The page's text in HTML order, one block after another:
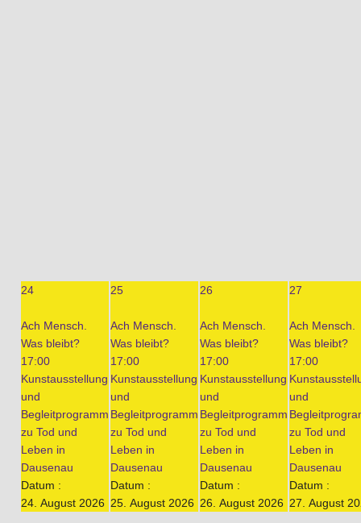
24
Ach Mensch.
Was bleibt?
17:00
Kunstausstellung
und
Begleitprogramm
zu Tod und
Leben in
Dausenau
Datum :
24. August 2026
25
Ach Mensch.
Was bleibt?
17:00
Kunstausstellung
und
Begleitprogramm
zu Tod und
Leben in
Dausenau
Datum :
25. August 2026
26
Ach Mensch.
Was bleibt?
17:00
Kunstausstellung
und
Begleitprogramm
zu Tod und
Leben in
Dausenau
Datum :
26. August 2026
27
Ach Mensch.
Was bleibt?
17:00
und
zu Tod und
Leben in
Dausenau
Datum :
27. August